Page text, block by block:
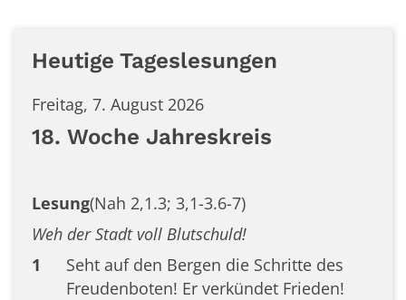
Heutige Tageslesungen
Freitag, 7. August 2026
18. Woche Jahreskreis
Lesung(Nah 2,1.3; 3,1-3.6-7)
Weh der Stadt voll Blutschuld!
1
Seht auf den Bergen die Schritte des
Freudenboten! Er verkündet Frieden!